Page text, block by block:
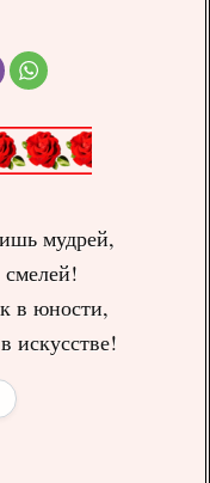
мудрей,
в юности,
искусстве!